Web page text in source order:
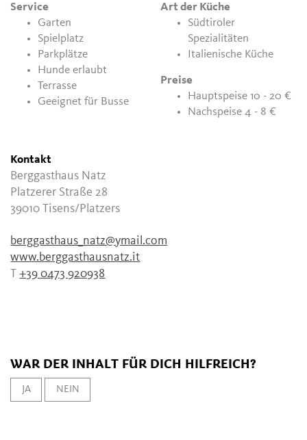
Service
Garten
Spielplatz
Parkplätze
Hunde erlaubt
Terrasse
Geeignet für Busse
Art der Küche
Südtiroler
Spezialitäten
Italienische Küche
Preise
Hauptspeise 10 - 20 €
Nachspeise 4 - 8 €
Kontakt
Berggasthaus Natz
Platzerer Straße 28
39010 Tisens/Platzers
berggasthaus_natz@ymail.com
www.berggasthausnatz.it
T+39 0473 920938
WAR DER INHALT FÜR DICH HILFREICH?
JA NEIN